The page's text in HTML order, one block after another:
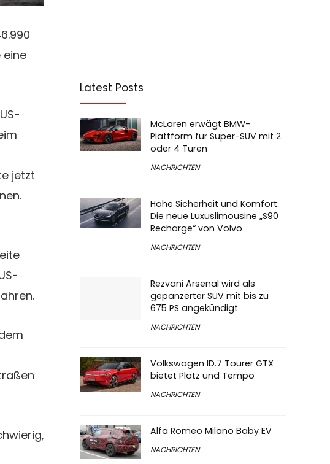
eine
jetzt
Latest Posts
McLaren erwägt BMW-
Plattform für Super-SUV mit 2
oder 4 Türen
NACHRICHTEN
Hohe Sicherheit und Komfort:
Die neue Luxuslimousine „S90
Recharge“ von Volvo
NACHRICHTEN
Rezvani Arsenal wird als
gepanzerter SUV mit bis zu
675 PS angekündigt
NACHRICHTEN
Volkswagen ID.7 Tourer GTX
bietet Platz und Tempo
NACHRICHTEN
Alfa Romeo Milano Baby EV
NACHRICHTEN